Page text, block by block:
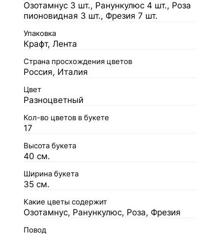
Озотамнус 3 шт., Ранункулюс 4 шт., Роза
пионовидная 3 шт., Фрезия 7 шт.
Упаковка
Крафт, Лента
Страна просхождения цветов
Россия, Италия
Цвет
Разноцветный
Кол-во цветов в букете
17
Высота букета
40 см.
Ширина букета
35 см.
Какие цветы содержит
Озотамнус, Ранункулюс, Роза, Фрезия
Повод